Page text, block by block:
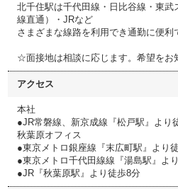
北千住駅は千代田線・日比谷線・東武
線直通）・JRなど
さまざまな線路を利用でき通勤に便利
☆面接地は相談に応じます。希望をお
アクセス
本社
●JR常磐線、新京成線『松戸駅』より
秋葉原オフィス
●東京メトロ銀座線『末広町駅』より
●東京メトロ千代田線線『湯島駅』よ
●JR『秋葉原駅』より徒歩8分